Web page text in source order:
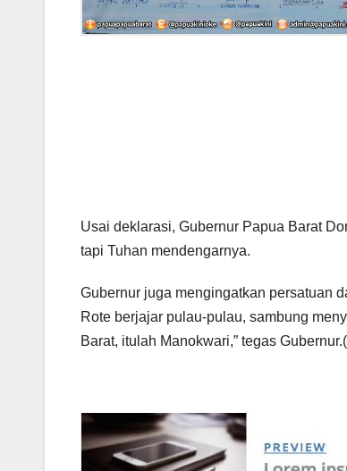
Usai deklarasi, Gubernur Papua Barat
tapi Tuhan mendengarnya.
Gubernur juga mengingatkan persatuan
Rote berjajar pulau-pulau, sambung
Barat, itulah Manokwari,” tegas